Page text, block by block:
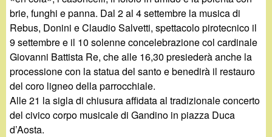
brie, funghi e panna. Dal 2 al 4 settembre la musica di
Rebus, Donini e Claudio Salvetti, spettacolo pirotecnico il
9 settembre e il 10 solenne concelebrazione col cardinale
Giovanni Battista Re, che alle 16,30 presiederà anche la
processione con la statua del santo e benedirà il restauro
del coro ligneo della parrocchiale.
Alle 21 la sigla di chiusura affidata al tradizionale concerto
del civico corpo musicale di Gandino in piazza Duca
d’Aosta.